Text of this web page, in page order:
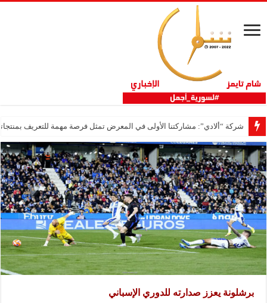
شركة “ألادي”: مشاركتنا الأولى في المعرض تمثل فرصة مهمة للتعريف
برشلونة يعزز صدارته للدوري الإسباني